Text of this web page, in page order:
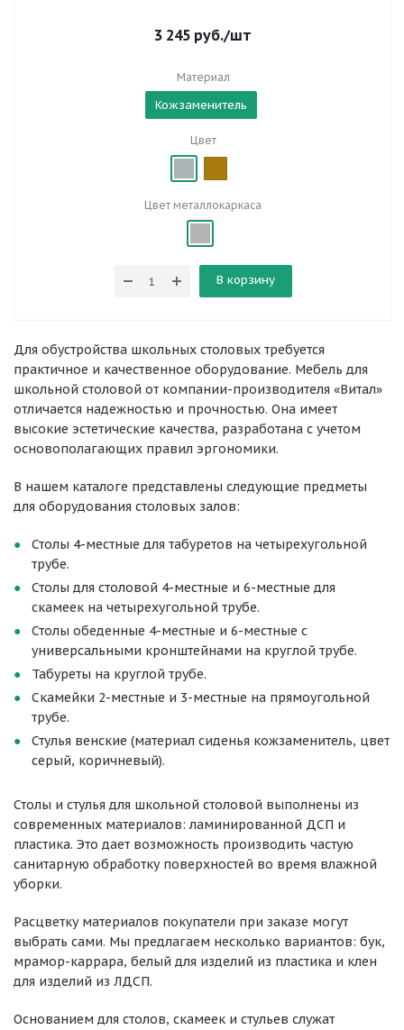
3 245 руб./шт
Материал
Кожзаменитель
Цвет
Цвет металлокаркаса
В корзину
Для обустройства школьных столовых требуется
практичное и качественное оборудование. Мебель для
школьной столовой от компании-производителя «Витал»
отличается надежностью и прочностью. Она имеет
высокие эстетические качества, разработана с учетом
основополагающих правил эргономики.
В нашем каталоге представлены следующие предметы
для оборудования столовых залов:
Столы 4-местные для табуретов на четырехугольной
трубе.
Столы для столовой 4-местные и 6-местные для
скамеек на четырехугольной трубе.
Столы обеденные 4-местные и 6-местные с
универсальными кронштейнами на круглой трубе.
Табуреты на круглой трубе.
Скамейки 2-местные и 3-местные на прямоугольной
трубе.
Стулья венские (материал сиденья кожзаменитель, цвет
серый, коричневый).
Столы и стулья для школьной столовой выполнены из
современных материалов: ламинированной ДСП и
пластика. Это дает возможность производить частую
санитарную обработку поверхностей во время влажной
уборки.
Расцветку материалов покупатели при заказе могут
выбрать сами. Мы предлагаем несколько вариантов: бук,
мрамор-каррара, белый для изделий из пластика и клен
для изделий из ЛДСП.
Основанием для столов, скамеек и стульев служат